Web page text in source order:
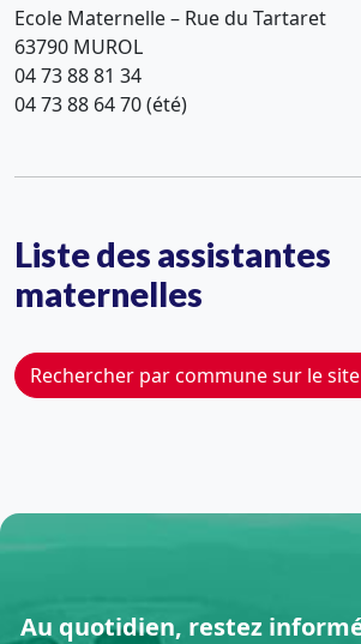
Ecole Maternelle – Rue du Tartaret
63790 MUROL
04 73 88 81 34
04 73 88 64 70 (été)
Liste des assistantes
maternelles
Rechercher par commune sur le
Au quotidien, restez